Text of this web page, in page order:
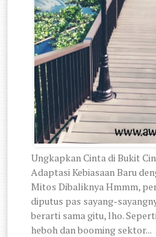
Ungkapkan Cinta di Bukit
Adaptasi Kebiasaan Baru
Mitos Dibaliknya Hmmm,
diputus pas sayang-
berarti sama gitu, lho.
heboh dan booming sektor...